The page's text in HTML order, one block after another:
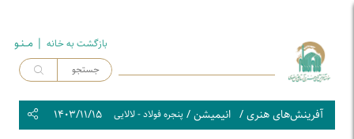
بازگشت به خـانه | مــنـو
آفرینش‌های هنری/ انیمیشن/ پنجره فولاد - لالایی ۱۴۰۳/۱۱/۱۵